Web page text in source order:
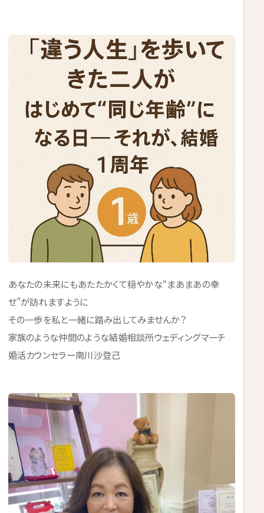
あなたの未来にもあたたかくて穏やかな“まあまあの幸
せ”が訪れますように
その一歩を私と一緒に踏み出してみませんか？
家族のような仲間のような結婚相談所ウェディングマーチ
婚活カウンセラー南川沙登己